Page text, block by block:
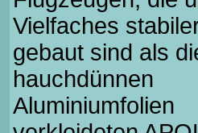
Vielfaches
gebaut sind als
hauchdünnen
Aluminiumfolien